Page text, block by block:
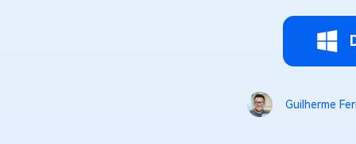
Recuperar Dados Perdidos de iPhone/
Android Recovery
Recuperar Arquivos no Android Sem
Corrigir
Online
Guilherme